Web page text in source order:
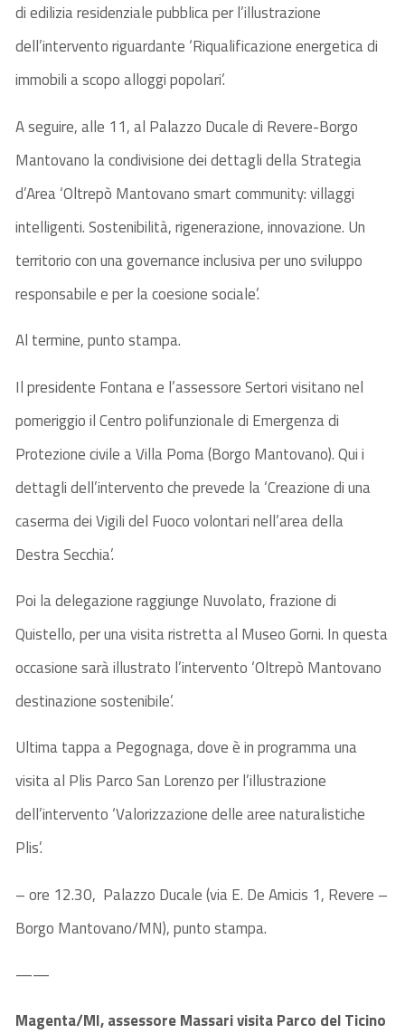
di edilizia residenziale pubblica per l’illustrazione
dell’intervento riguardante ‘Riqualificazione energetica di
immobili a scopo alloggi popolari’.
A seguire, alle 11, al Palazzo Ducale di Revere-Borgo
Mantovano la condivisione dei dettagli della Strategia
d’Area ‘Oltrepò Mantovano smart community: villaggi
intelligenti. Sostenibilità, rigenerazione, innovazione. Un
territorio con una governance inclusiva per uno sviluppo
responsabile e per la coesione sociale’.
Al termine, punto stampa.
Il presidente Fontana e l’assessore Sertori visitano nel
pomeriggio il Centro polifunzionale di Emergenza di
Protezione civile a Villa Poma (Borgo Mantovano). Qui i
dettagli dell’intervento che prevede la ‘Creazione di una
caserma dei Vigili del Fuoco volontari nell’area della
Destra Secchia’.
Poi la delegazione raggiunge Nuvolato, frazione di
Quistello, per una visita ristretta al Museo Gorni. In questa
occasione sarà illustrato l’intervento ‘Oltrepò Mantovano
destinazione sostenibile’.
Ultima tappa a Pegognaga, dove è in programma una
visita al Plis Parco San Lorenzo per l’illustrazione
dell’intervento ‘Valorizzazione delle aree naturalistiche
Plis’.
– ore 12.30, Palazzo Ducale (via E. De Amicis 1, Revere –
Borgo Mantovano/MN), punto stampa.
——
Magenta/MI, assessore Massari visita Parco del Ticino